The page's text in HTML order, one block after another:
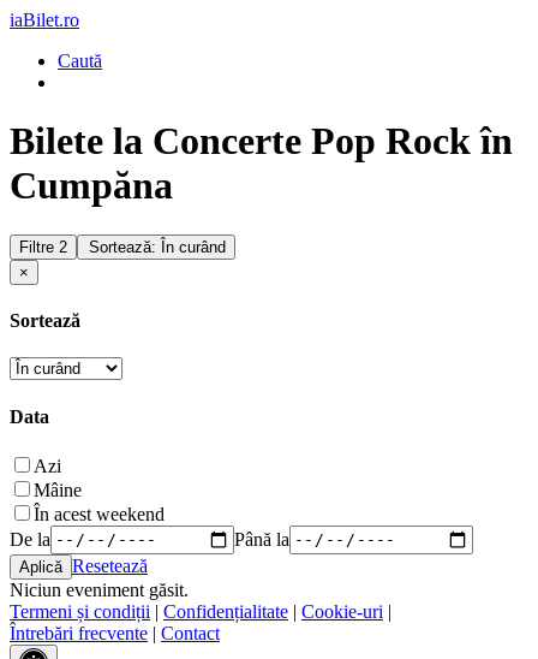
iaBilet.ro
Caută
Bilete la Concerte Pop Rock în
Cumpăna
Filtre 2
Sortează: În curând
×
Sortează
Data
Azi
Mâine
În acest weekend
De la
Până la
Resetează
Niciun eveniment găsit.
Termeni și condiții | Confidențialitate | Cookie-uri |
Întrebări frecvente | Contact